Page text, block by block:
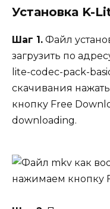
Установка K-
Шаг 1. Файл
загрузить по
lite-codec-pack-
скачивания
кнопку Free
downloading.
нажимаем кнопку